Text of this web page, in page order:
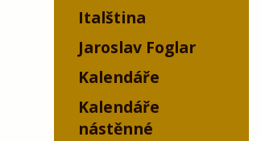
Italština
Jaroslav Foglar
Kalendáře
Kalendáře
nástěnné